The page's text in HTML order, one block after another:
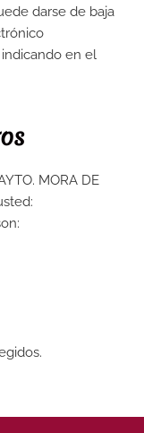
darse de baja
indicando en el
MORA DE